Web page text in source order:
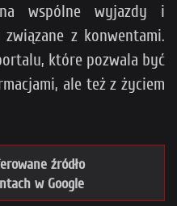
wspólne wyjazdy i
z konwentami.
które pozwala być
ale też z życiem
źródło
w Google